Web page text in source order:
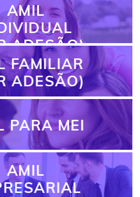
AMIL
ADESÃO)
FAMILIAR
ADESÃO)
PARA MEI
AMIL